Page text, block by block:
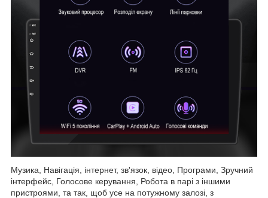
Музика, Навігація, інтернет, зв'язок, відео, Програми, Зручний
інтерфейс, Голосове керування, Робота в парі з іншими
пристроями, та так, щоб усе на потужному залозі, з